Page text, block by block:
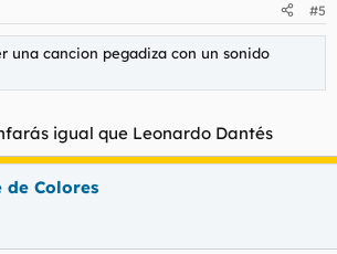
#5
una cancion pegadiza con un sonido
igual que Leonardo Dantés
de Colores